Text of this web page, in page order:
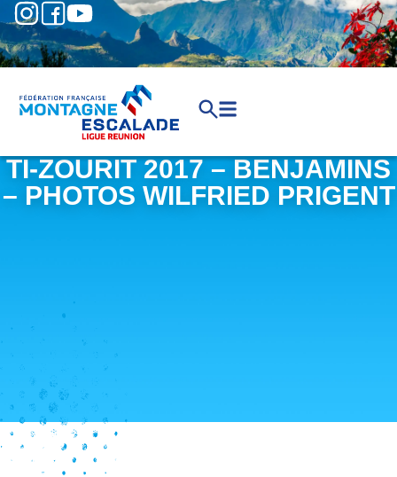
TI-ZOURIT 2017 – BENJAMINS
– PHOTOS WILFRIED PRIGENT